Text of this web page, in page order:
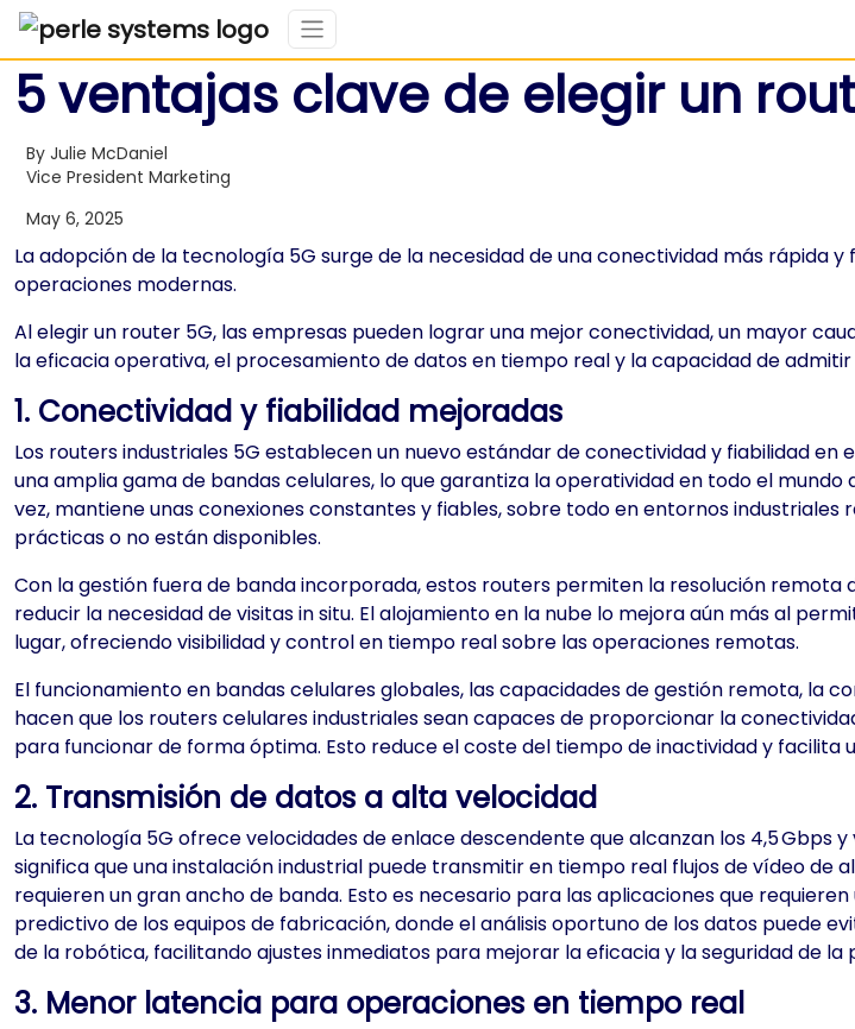
5 ventajas clave de elegir un
By Julie McDaniel
Vice President Marketing
May 6, 2025
La adopción de la tecnología 5G surge de la necesidad de una conectividad más rápida
operaciones modernas.
Al elegir un router 5G, las empresas pueden lograr una mejor conectividad, un mayor
la eficacia operativa, el procesamiento de datos en tiempo real y la capacidad de
1. Conectividad y fiabilidad mejoradas
Los routers industriales 5G establecen un nuevo estándar de conectividad y fiabilidad
una amplia gama de bandas celulares, lo que garantiza la operatividad en todo el mundo
vez, mantiene unas conexiones constantes y fiables, sobre todo en entornos
prácticas o no están disponibles.
Con la gestión fuera de banda incorporada, estos routers permiten la resolución
reducir la necesidad de visitas in situ. El alojamiento en la nube lo mejora aún más al
lugar, ofreciendo visibilidad y control en tiempo real sobre las operaciones remotas.
El funcionamiento en bandas celulares globales, las capacidades de gestión remota,
hacen que los routers celulares industriales sean capaces de proporcionar la
para funcionar de forma óptima. Esto reduce el coste del tiempo de inactividad y facilita
2. Transmisión de datos a alta velocidad
La tecnología 5G ofrece velocidades de enlace descendente que alcanzan los 4,5 Gbps
significa que una instalación industrial puede transmitir en tiempo real flujos de vídeo de
requieren un gran ancho de banda. Esto es necesario para las aplicaciones que
predictivo de los equipos de fabricación, donde el análisis oportuno de los datos puede
de la robótica, facilitando ajustes inmediatos para mejorar la eficacia y la seguridad de la
3. Menor latencia para operaciones en tiempo real